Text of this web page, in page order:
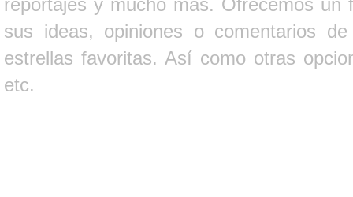
sus ideas, opiniones o comentarios
estrellas favoritas. Así como otras
etc.